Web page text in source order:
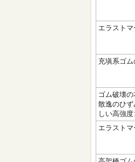
エラスト
充塡系ゴム
ゴム破壊
散逸のひ
しい高強
エラスト